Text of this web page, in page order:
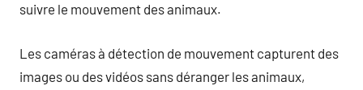
suivre le mouvement des animaux.
Les caméras à détection de mouvement capturent des
images ou des vidéos sans déranger les animaux,